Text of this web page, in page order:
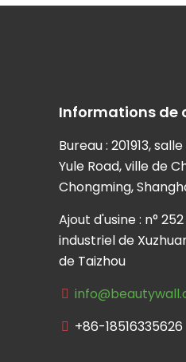
Informations de
Bureau : 201913,
Yule Road, ville de
Chongming,
Ajout d'usine : n°
industriel de
de Taizhou
+86-18516335626